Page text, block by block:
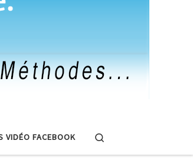
VIDÉO FACEBOOK